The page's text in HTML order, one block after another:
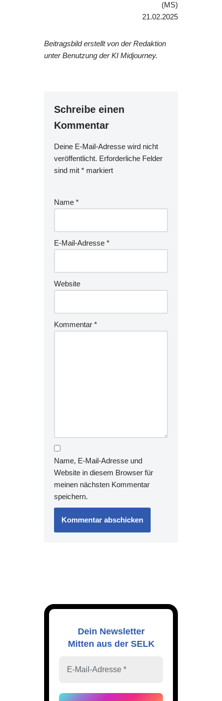
(MS)
21.02.2025
Beitragsbild erstellt von der Redaktion
unter Benutzung der KI Midjourney.
Schreibe einen
Kommentar
Deine E-Mail-Adresse wird nicht
veröffentlicht. Erforderliche Felder
sind mit * markiert
Name *
E-Mail-Adresse *
Website
Kommentar *
Name, E-Mail-Adresse und
Website in diesem Browser für
meinen nächsten Kommentar
speichern.
Dein Newsletter
Mitten aus der SELK